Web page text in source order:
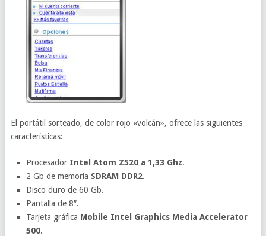
El portátil sorteado, de color rojo «volcán», ofrece las siguientes
características:
Procesador Intel Atom Z520 a 1,33 Ghz.
2 Gb de memoria SDRAM DDR2.
Disco duro de 60 Gb.
Pantalla de 8″.
Tarjeta gráfica Mobile Intel Graphics Media Accelerator
500.